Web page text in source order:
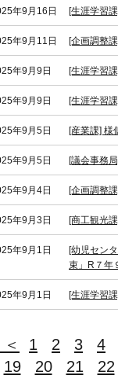
年9月16日 [生涯学習
年9月11日 [企画調整
年9月9日 [生涯学習
年9月9日 [生涯学習
年9月5日 [産業課] 様
年9月5日 [議会事務
年9月4日 [企画調整
年9月3日 [商工観光
年9月1日
[幼児セン
束」R７年
年9月1日 [生涯学習
＜ 1 2 3
4
19
20 21
22